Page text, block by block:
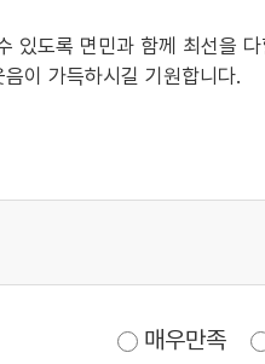
도록 면민과 함께 최선을
이 가득하시길 기원합니다.
매우만족